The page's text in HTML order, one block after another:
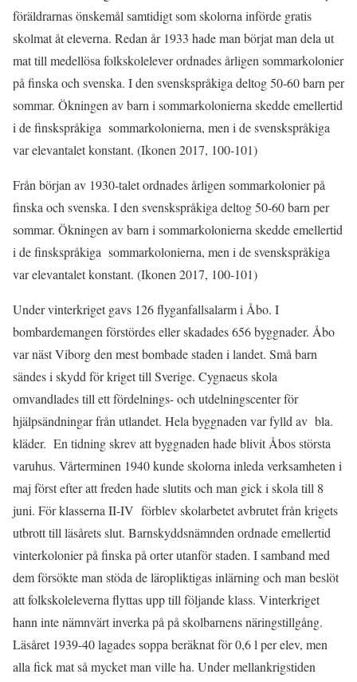
föräldrarnas önskemål samtidigt som skolorna införde gratis
skolmat åt eleverna. Redan år 1933 hade man börjat man dela ut
mat till medellösa folkskolelever ordnades årligen sommarkolonier
på finska och svenska. I den svenskspråkiga deltog 50-60 barn per
sommar. Ökningen av barn i sommarkolonierna skedde emellertid
i de finskspråkiga sommarkolonierna, men i de svenskspråkiga
var elevantalet konstant. (Ikonen 2017, 100-101)
Från början av 1930-talet ordnades årligen sommarkolonier på
finska och svenska. I den svenskspråkiga deltog 50-60 barn per
sommar. Ökningen av barn i sommarkolonierna skedde emellertid
i de finskspråkiga sommarkolonierna, men i de svenskspråkiga
var elevantalet konstant. (Ikonen 2017, 100-101)
Under vinterkriget gavs 126 flyganfallsalarm i Åbo. I
bombardemangen förstördes eller skadades 656 byggnader. Åbo
var näst Viborg den mest bombade staden i landet. Små barn
sändes i skydd för kriget till Sverige. Cygnaeus skola
omvandlades till ett fördelnings- och utdelningscenter för
hjälpsändningar från utlandet. Hela byggnaden var fylld av bla.
kläder. En tidning skrev att byggnaden hade blivit Åbos största
varuhus. Vårterminen 1940 kunde skolorna inleda verksamheten i
maj först efter att freden hade slutits och man gick i skola till 8
juni. För klasserna II-IV förblev skolarbetet avbrutet från krigets
utbrott till läsårets slut. Barnskyddsnämnden ordnade emellertid
vinterkolonier på finska på orter utanför staden. I samband med
dem försökte man stöda de läropliktigas inlärning och man beslöt
att folkskoleleverna flyttas upp till följande klass. Vinterkriget
hann inte nämnvärt inverka på på skolbarnens näringstillgång.
Läsåret 1939-40 lagades soppa beräknat för 0,6 l per elev, men
alla fick mat så mycket man ville ha. Under mellankrigstiden